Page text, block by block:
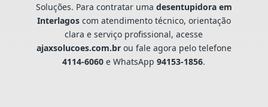
Soluções. Para contratar uma desentupidora em
Interlagoscom atendimento técnico, orientação
clara e serviço profissional, acesse
ajaxsolucoes.com.brou fale agora pelo telefone
4114-6060 e WhatsApp94153-1856.